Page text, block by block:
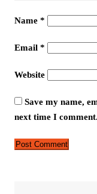
Name *
Email *
Website
Save my name,
next time I comment.